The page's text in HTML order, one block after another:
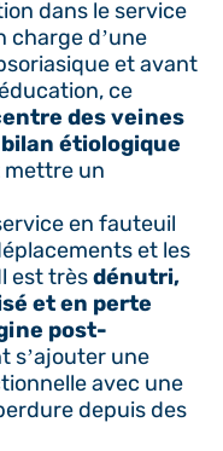
dans le service
charge d’une
et avant
ce
des veines
étiologique
mettre un
en fauteuil
et les
est trèsdénutri,
et en perte
post-
s’ajouter une
avec une
depuis des